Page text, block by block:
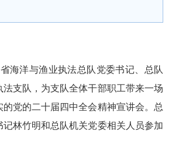
洋与渔业执法总队党委书记、总队
支队，为支队全体干部职工带来一场
党的二十届四中全会精神宣讲会。总
记林竹明和总队机关党委相关人员参加